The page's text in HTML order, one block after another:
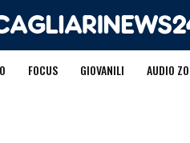
FOCUS GIOVANILI AUDIO